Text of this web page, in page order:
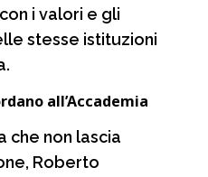
i valori e gli
stesse istituzioni
all’Accademia
che non lascia
Roberto